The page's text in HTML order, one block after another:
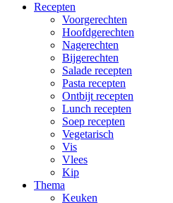
Recepten
Voorgerechten
Hoofdgerechten
Nagerechten
Bijgerechten
Salade recepten
Pasta recepten
Ontbijt recepten
Lunch recepten
Soep recepten
Vegetarisch
Vis
Vlees
Kip
Thema
Keuken